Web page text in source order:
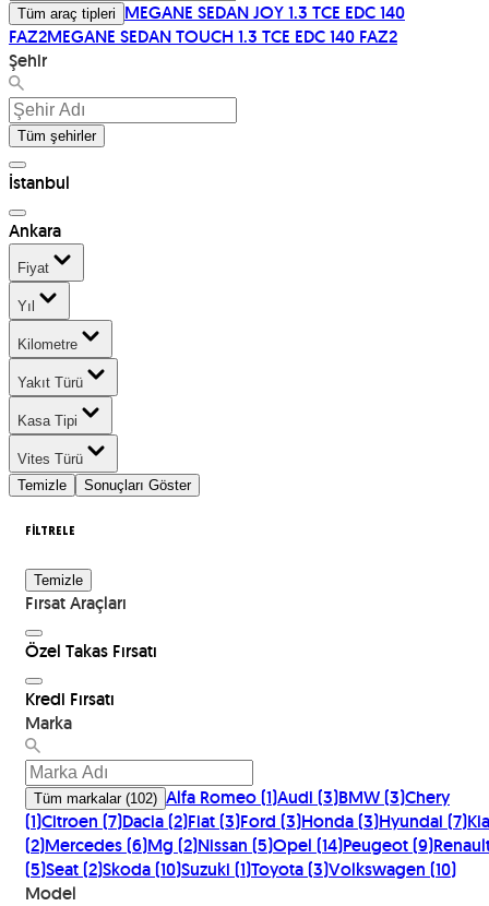
Tüm araç tipleri MEGANE SEDAN JOY 1.3 TCE EDC 140
FAZ2MEGANE SEDAN TOUCH 1.3 TCE EDC 140 FAZ2
Şehir
Tüm şehirler
İstanbul
Ankara
Fiyat
Yıl
Kilometre
Yakıt Türü
Kasa Tipi
Vites Türü
Temizle
Sonuçları Göster
FİLTRELE
Temizle
Fırsat Araçları
Özel Takas Fırsatı
Kredi Fırsatı
Marka
Tüm markalar(102) Alfa Romeo(1)Audi(3)BMW(3)Chery
(1)Citroen(7)Dacia(2)Fiat(3)Ford(3)Honda(3)Hyundai(7)Kia
(2)Mercedes(6)Mg(2)Nissan(5)Opel(14)Peugeot(9)Renault
(5)Seat(2)Skoda(10)Suzuki(1)Toyota(3)Volkswagen(10)
Model